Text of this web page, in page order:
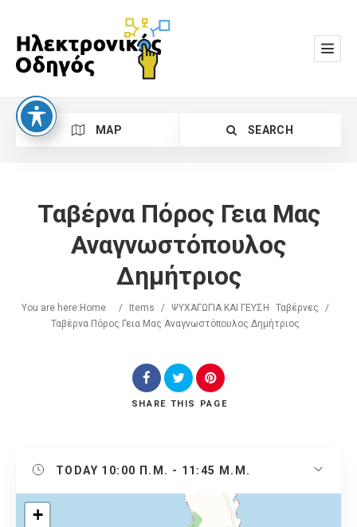
MAP SEARCH
Search
Ταβέρνα Πόρος Γεια Μας
Αναγνωστόπουλος
Δημήτριος
You are here: Home / Items / ΨΥΧΑΓΩΓΙΑ ΚΑΙ ΓΕΥΣΗ Ταβέρνες
/
Ταβέρνα Πόρος Γεια Μας Αναγνωστόπουλος Δημήτριος
SHARE THIS PAGE
TODAY 10:00 Π.Μ. - 11:45 Μ.Μ.
+